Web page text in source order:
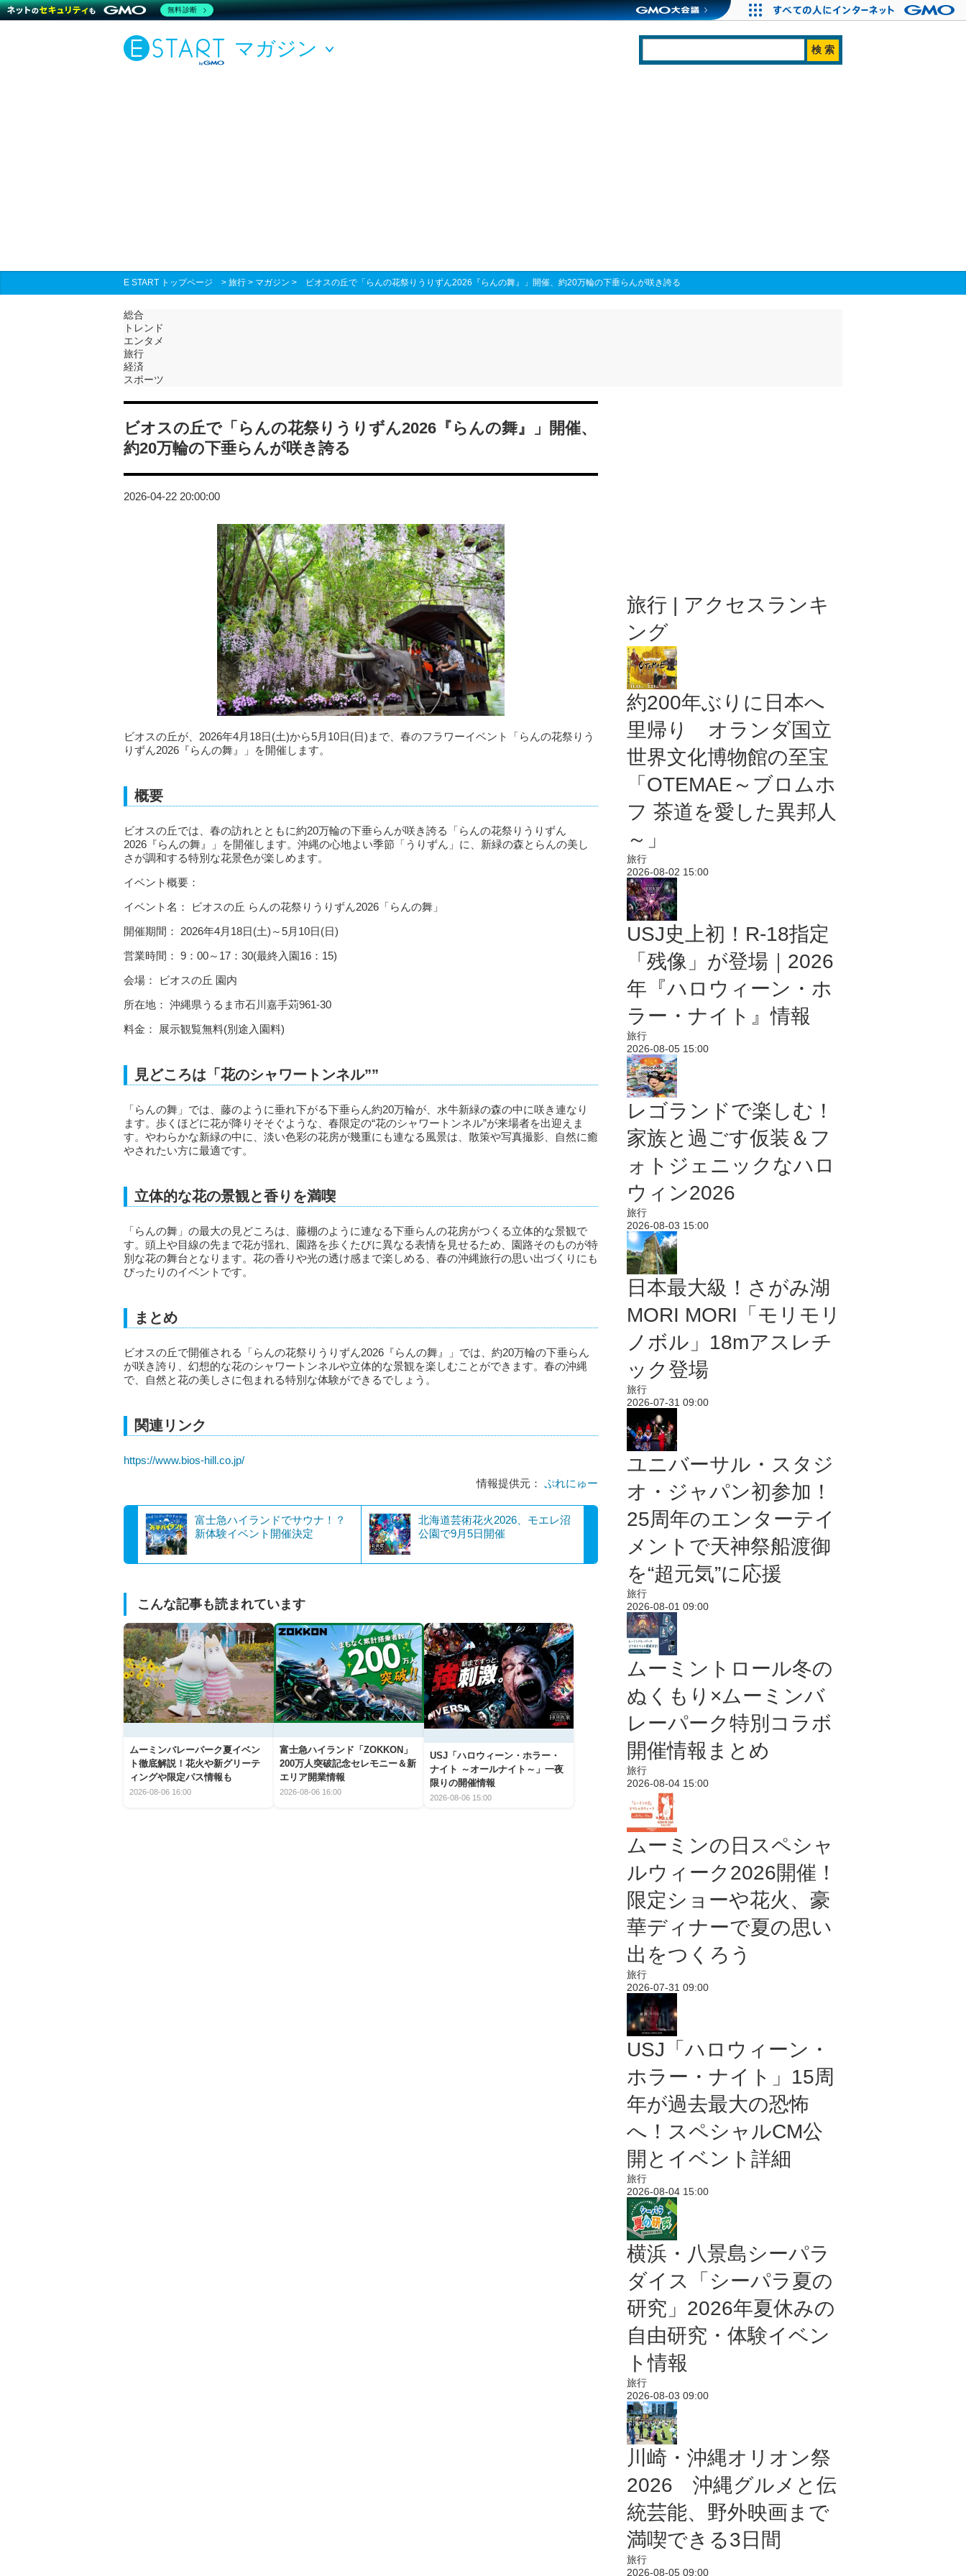
マガジン
E START トップページ > 旅行 > マガジン > ビオスの丘で「らんの花祭りうりずん2026『らんの舞』」開催、約20万輪の下垂らんが咲き誇る
総合
トレンド
エンタメ
旅行
経済
スポーツ
ビオスの丘で「らんの花祭りうりずん2026『らんの舞』」開催、
約20万輪の下垂らんが咲き誇る
2026-04-22 20:00:00
ビオスの丘が、2026年4月18日(土)から5月10日(日)まで、春のフラワーイベント「らんの花祭りう
りずん2026『らんの舞』」を開催します。
概要
ビオスの丘では、春の訪れとともに約20万輪の下垂らんが咲き誇る「らんの花祭りうりずん
2026『らんの舞』」を開催します。沖縄の心地よい季節「うりずん」に、新緑の森とらんの美し
さが調和する特別な花景色が楽しめます。
イベント概要：
イベント名： ビオスの丘 らんの花祭りうりずん2026「らんの舞」
開催期間： 2026年4月18日(土)～5月10日(日)
営業時間： 9：00～17：30(最終入園16：15)
会場： ビオスの丘 園内
所在地： 沖縄県うるま市石川嘉手苅961-30
料金： 展示観覧無料(別途入園料)
見どころは「花のシャワートンネル””
「らんの舞」では、藤のように垂れ下がる下垂らん約20万輪が、水牛新緑の森の中に咲き連なり
ます。歩くほどに花が降りそそぐような、春限定の“花のシャワートンネル”が来場者を出迎えま
す。やわらかな新緑の中に、淡い色彩の花房が幾重にも連なる風景は、散策や写真撮影、自然に癒
やされたい方に最適です。
立体的な花の景観と香りを満喫
「らんの舞」の最大の見どころは、藤棚のように連なる下垂らんの花房がつくる立体的な景観で
す。頭上や目線の先まで花が揺れ、園路を歩くたびに異なる表情を見せるため、園路そのものが特
別な花の舞台となります。花の香りや光の透け感まで楽しめる、春の沖縄旅行の思い出づくりにも
ぴったりのイベントです。
まとめ
ビオスの丘で開催される「らんの花祭りうりずん2026『らんの舞』」では、約20万輪の下垂らん
が咲き誇り、幻想的な花のシャワートンネルや立体的な景観を楽しむことができます。春の沖縄
で、自然と花の美しさに包まれる特別な体験ができるでしょう。
関連リンク
https://www.bios-hill.co.jp/
情報提供元： ぷれにゅー
富士急ハイランドでサウナ！？
新体験イベント開催決定
北海道芸術花火2026、モエレ沼
公園で9月5日開催
こんな記事も読まれています
ムーミンバレーパーク夏イベン
ト徹底解説！花火や新グリーテ
ィングや限定パス情報も
2026-08-06 16:00
富士急ハイランド「ZOKKON」
200万人突破記念セレモニー＆新
エリア開業情報
2026-08-06 16:00
USJ「ハロウィーン・ホラー・
ナイト ～オールナイト～」一夜
限りの開催情報
2026-08-06 15:00
旅行 | アクセスランキ
ング
約200年ぶりに日本へ
里帰り オランダ国立
世界文化博物館の至宝
「OTEMAE～ブロムホ
フ 茶道を愛した異邦人
～」
旅行
2026-08-02 15:00
USJ史上初！R-18指定
「残像」が登場｜2026
年『ハロウィーン・ホ
ラー・ナイト』情報
旅行
2026-08-05 15:00
レゴランドで楽しむ！
家族と過ごす仮装＆フ
ォトジェニックなハロ
ウィン2026
旅行
2026-08-03 15:00
日本最大級！さがみ湖
MORI MORI「モリモリ
ノボル」18mアスレチ
ック登場
旅行
2026-07-31 09:00
ユニバーサル・スタジ
オ・ジャパン初参加！
25周年のエンターテイ
メントで天神祭船渡御
を“超元気”に応援
旅行
2026-08-01 09:00
ムーミントロール冬の
ぬくもり×ムーミンバ
レーパーク特別コラボ
開催情報まとめ
旅行
2026-08-04 15:00
ムーミンの日スペシャ
ルウィーク2026開催！
限定ショーや花火、豪
華ディナーで夏の思い
出をつくろう
旅行
2026-07-31 09:00
USJ「ハロウィーン・
ホラー・ナイト」15周
年が過去最大の恐怖
へ！スペシャルCM公
開とイベント詳細
旅行
2026-08-04 15:00
横浜・八景島シーパラ
ダイス「シーパラ夏の
研究」2026年夏休みの
自由研究・体験イベン
ト情報
旅行
2026-08-03 09:00
川崎・沖縄オリオン祭
2026 沖縄グルメと伝
統芸能、野外映画まで
満喫できる3日間
旅行
2026-08-05 09:00
無料診断